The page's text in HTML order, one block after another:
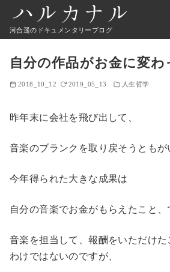
河合遥のドキュメンタリーブログ
自分の作品がお金に変わ
2018_10_12 2019_05_13 人生哲学
昨年末に会社を飛び出して、
音楽のブランクを取り戻そうともが
今年得られた大きな成果は
自分の音楽でお金がもらえたこと、
音楽を担当して、報酬をいただけ
わけではないのですが、